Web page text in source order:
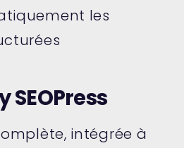
les
SEOPress
intégrée à